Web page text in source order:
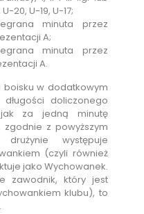
20, U-19, U-17;
minuta przez
A;
minuta przez
A.
boisku w dodatkowym
doliczonego
za jedną minutę
z powyższym
występuje
(czyli również
jako Wychowanek.
zawodnik, który jest
klubu), to